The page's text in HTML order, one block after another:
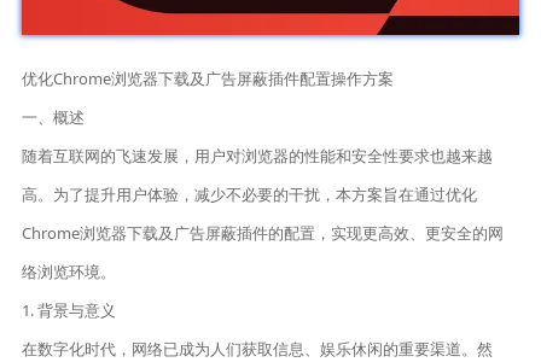
优化Chrome浏览器下载及广告屏蔽插件配置操作方案
一、概述
随着互联网的飞速发展，用户对浏览器的性能和安全性要求也越来越
高。为了提升用户体验，减少不必要的干扰，本方案旨在通过优化
Chrome浏览器下载及广告屏蔽插件的配置，实现更高效、更安全的网
络浏览环境。
1. 背景与意义
在数字化时代，网络已成为人们获取信息、娱乐休闲的重要渠道。然